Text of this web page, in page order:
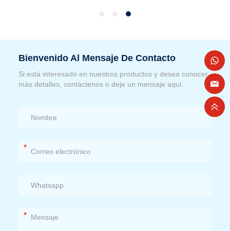
Bienvenido Al Mensaje De Contacto
Si está interesado en nuestros productos y desea conocer
más detalles, contáctenos o deje un mensaje aquí.
*
*